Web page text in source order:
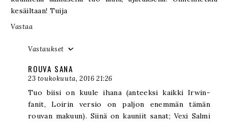
kesäiltaan! Tuija
Vastaa
Vastaukset
ROUVA SANA
23 toukokuuta, 2016 21:26
Tuo biisi on kuule ihana (anteeksi kaikki Irwin-
fanit, Loirin versio on paljon enemmän tämän
rouvan makuun). Siinä on kauniit sanat; Vexi Salmi